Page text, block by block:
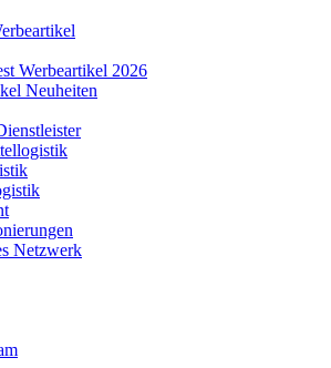
Werbeartikel 2026
Neuheiten
Netzwerk